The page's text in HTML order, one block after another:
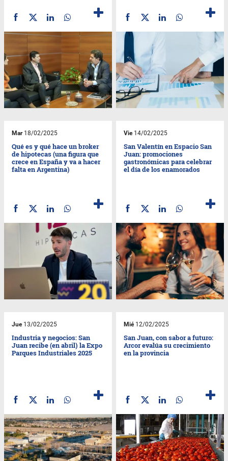
Mar18/02/2025
Qué es y qué hace un broker
de hipotecas (una figura que
crece en España y va a hacer
falta en Argentina)
Vie14/02/2025
San Valentín en Espacio San
Juan: promociones
gastronómicas para celebrar
el día de los enamorados
Jue13/02/2025
Industria y negocios: San
Juan recibe (en abril) la Expo
Parques Industriales 2025
Mié12/02/2025
San Juan, con sabor a futuro:
Arcor evalúa su crecimiento
en la provincia